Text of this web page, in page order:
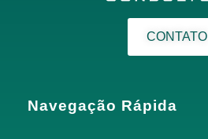
CONTATO
Navegação Rápida